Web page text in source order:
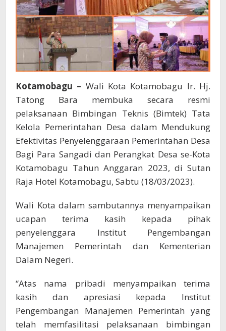
Kotamobagu – Wali Kota Kotamobagu Ir. Hj.
Tatong Bara membuka secara resmi
pelaksanaan Bimbingan Teknis (Bimtek) Tata
Kelola Pemerintahan Desa dalam Mendukung
Efektivitas Penyelenggaraan Pemerintahan Desa
Bagi Para Sangadi dan Perangkat Desa se-Kota
Kotamobagu Tahun Anggaran 2023, di Sutan
Raja Hotel Kotamobagu, Sabtu (18/03/2023).
Wali Kota dalam sambutannya menyampaikan
ucapan terima kasih kepada pihak
penyelenggara Institut Pengembangan
Manajemen Pemerintah dan Kementerian
Dalam Negeri.
“Atas nama pribadi menyampaikan terima
kasih dan apresiasi kepada Institut
Pengembangan Manajemen Pemerintah yang
telah memfasilitasi pelaksanaan bimbingan